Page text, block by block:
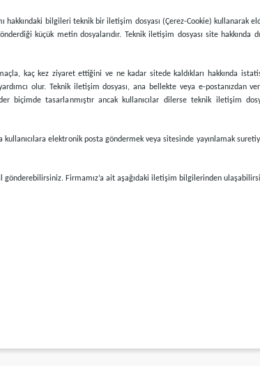
hakkındaki bilgileri teknik bir iletişim dosyası (Çerez-Cookie) kullanarak
küçük metin dosyalarıdır. Teknik iletişim dosyası site hakkında
kaç kez ziyaret ettiğini ve ne kadar sitede kaldıkları hakkında
olur. Teknik iletişim dosyası, ana bellekte veya e-postanızdan
biçimde tasarlanmıştır ancak kullanıcılar dilerse teknik iletişim
elektronik posta göndermek veya sitesinde yayınlamak
gönderebilirsiniz. Firmamız’a ait aşağıdaki iletişim bilgilerinden